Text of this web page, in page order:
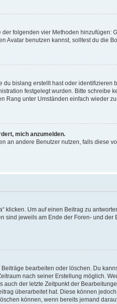
folgenden vier Methoden
Avatar benutzen kannst, solltest du die
bislang erstellt hast oder
festgelegt wurden. Bitte
Rang unter Umständen einfach wieder
mich anzumelden.
an andere Benutzer nutzen, falls diese
klicken. Um auf einen Beitrag zu
jeweils am Ende der Foren- und der
bearbeiten oder löschen. Du
nach seiner Erstellung möglich.
der letzte Zeitpunkt der
überarbeitet hat. Diese können
können, wenn bereits jemand